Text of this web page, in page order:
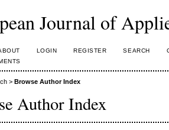
Journal of
LOGIN REGISTER SEARCH
> Browse Author Index
Author Index